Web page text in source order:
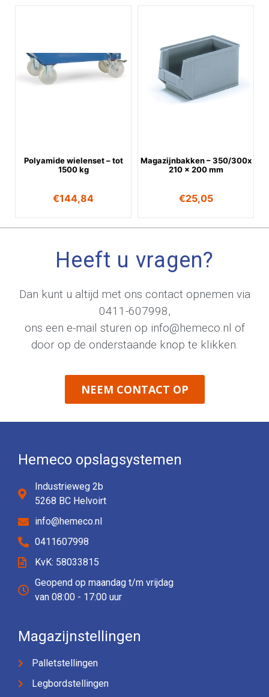
Polyamide wielenset – tot
1500 kg
€144,84
Magazijnbakken – 350/300x
210 x 200 mm
€25,05
Heeft u vragen?
Dan kunt u altijd met ons contact opnemen via
0411-607998,
ons een e-mail sturen op info@hemeco.nl of
door op de onderstaande knop te klikken.
NEEM CONTACT OP
Hemeco opslagsystemen
Industrieweg 2b
5268 BC Helvoirt
info@hemeco.nl
0411607998
KvK: 58033815
Geopend op maandag t/m vrijdag
van 08:00 - 17:00 uur
Magazijnstellingen
Palletstellingen
Legbordstellingen